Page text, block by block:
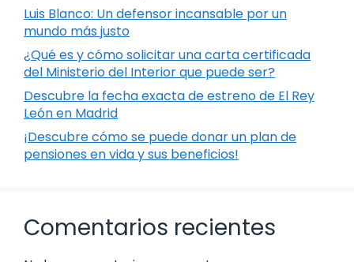
Luis Blanco: Un defensor incansable por un
mundo más justo
¿Qué es y cómo solicitar una carta certificada
del Ministerio del Interior que puede ser?
Descubre la fecha exacta de estreno de El Rey
León en Madrid
¡Descubre cómo se puede donar un plan de
pensiones en vida y sus beneficios!
Comentarios recientes